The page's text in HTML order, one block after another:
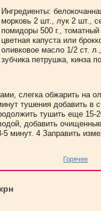
Ингредиенты:
морковь 2 шт., лук 2 шт.,
помидоры 500 г., томатный
цветная капуста или
оливковое масло 1/2 ст.
зубчика петрушка, кинза
слегка обжарить на
тушения добавить в
тушить еще 15-
добавить
5 минут. 4 Заправить
Горячее